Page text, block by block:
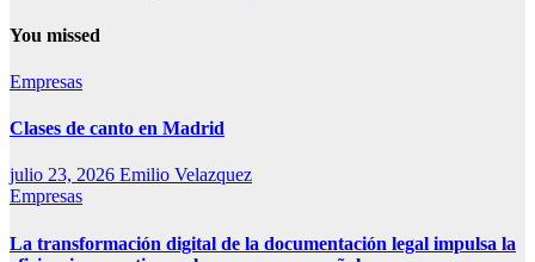
You missed
Empresas
Clases de canto en Madrid
julio 23, 2026 Emilio Velazquez
Empresas
La transformación digital de la documentación legal impulsa la